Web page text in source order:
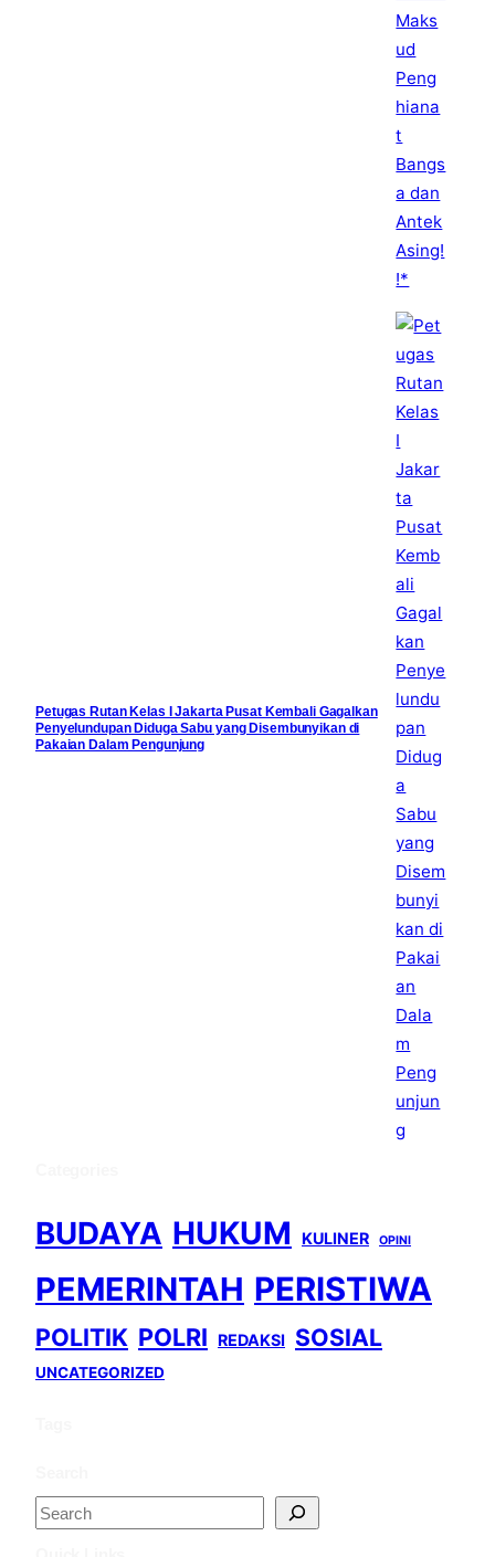
Petugas Rutan Kelas I Jakarta Pusat Kembali Gagalkan
Penyelundupan Diduga Sabu yang Disembunyikan di
Pakaian Dalam Pengunjung
BUDAYA HUKUM KULINER OPINI
PEMERINTAH PERISTIWA
POLITIK POLRI REDAKSI SOSIAL
UNCATEGORIZED
S